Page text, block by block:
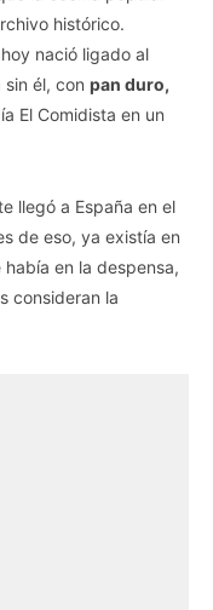
histórico.
nació ligado al
él, con pan duro,
El Comidista en un
llegó a España en el
de eso, ya existía en
en la despensa,
consideran la